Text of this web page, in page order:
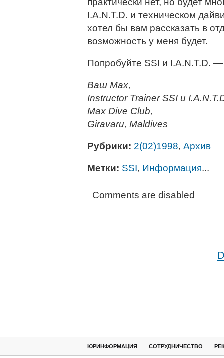
практически нет, но будет
I.A.N.T.D. и техническом
хотел бы вам рассказать в
возможность у меня будет.
Попробуйте SSI и I.A.N.T.D.
Ваш Max,
Instructor Trainer SSI и
Max Dive Club,
Giravaru, Maldives
Рубрики: 2(02)1998, Архив
Метки: SSI, Информация...
Comments are disabled
ЮРИНФОРМАЦИЯ СОТРУДНИЧЕСТВО